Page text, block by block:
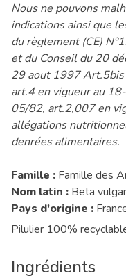
Nous ne pouvons
indications ainsi que
du règlement (CE)
et du Conseil du 20
29 aout 1997
art.4 en vigueur au
05/82, art.2,007 en
allégations
denrées alimentaires.
Famille : Famille des
Nom latin : Beta
Pays d'origine :
Pilulier 100%
Ingrédients